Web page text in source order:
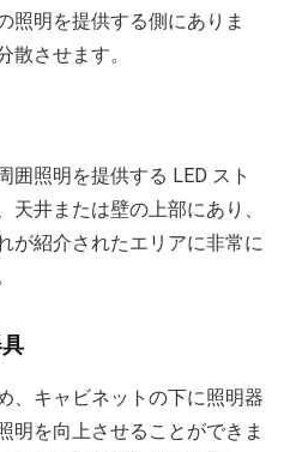
照明を提供する側にありま
散させます。
囲照明を提供する LED スト
天井または壁の上部にあり、
が紹介されたエリアに非常に
、キャビネットの下に照明器
明を向上させることができま